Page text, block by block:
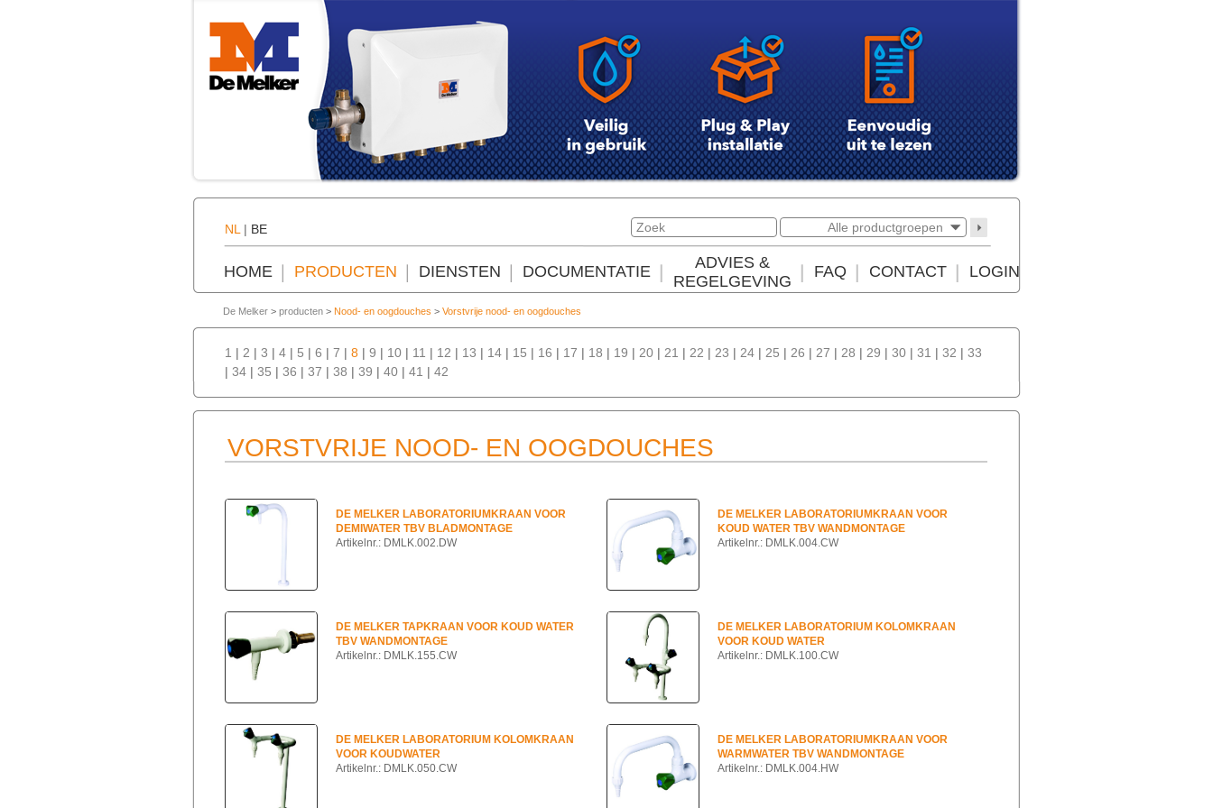
NL | BE Alle productgroepen
HOME PRODUCTEN DIENSTEN DOCUMENTATIE
ADVIES &
REGELGEVING
FAQ CONTACT LOGIN
De Melker > producten > Nood- en oogdouches > Vorstvrije nood- en oogdouches
1 | 2 | 3 | 4 | 5 | 6 | 7 | 8 | 9 | 10 | 11 | 12 | 13 | 14 | 15 | 16 | 17 | 18 | 19 | 20 | 21 | 22 | 23 | 24 | 25 | 26 | 27 | 28 | 29 | 30 | 31 | 32 | 33
| 34 | 35 | 36 | 37 | 38 | 39 | 40 | 41 | 42
VORSTVRIJE NOOD- EN OOGDOUCHES
DE MELKER LABORATORIUMKRAAN VOOR
DEMIWATER TBV BLADMONTAGE
Artikelnr.: DMLK.002.DW
DE MELKER LABORATORIUMKRAAN VOOR
KOUD WATER TBV WANDMONTAGE
Artikelnr.: DMLK.004.CW
DE MELKER TAPKRAAN VOOR KOUD WATER
TBV WANDMONTAGE
Artikelnr.: DMLK.155.CW
DE MELKER LABORATORIUM KOLOMKRAAN
VOOR KOUD WATER
Artikelnr.: DMLK.100.CW
DE MELKER LABORATORIUM KOLOMKRAAN
VOOR KOUDWATER
Artikelnr.: DMLK.050.CW
DE MELKER LABORATORIUMKRAAN VOOR
WARMWATER TBV WANDMONTAGE
Artikelnr.: DMLK.004.HW